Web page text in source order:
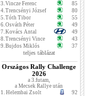
3.Vincze Ferenc
85
4.Trencsényi József
80
5.Tóth Tibor
55
6.Osváth Péter
49
7.Kovács Antal
49
8.Trencsényi Vince
43
9.Bujdos Miklós 37
teljes táblázat
Országos Rally Challenge
2026
a 3.futam,
a Mecsek Rallye után
1. Helembai Zsolt
92